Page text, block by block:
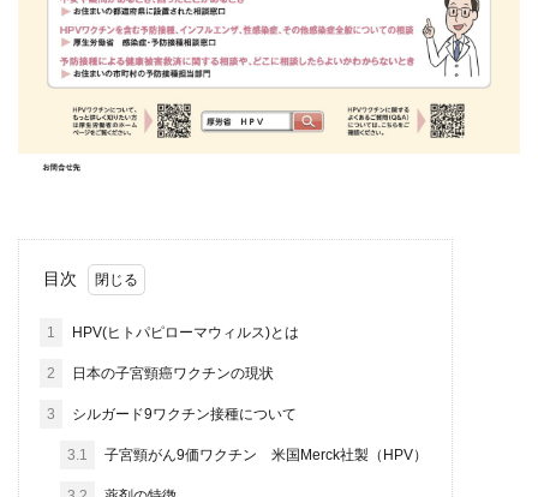
目次
1 HPV(ヒトパピローマウィルス)とは
2 日本の子宮頸癌ワクチンの現状
3 シルガード9ワクチン接種について
3.1 子宮頸がん9価ワクチン 米国Merck社製（HPV）